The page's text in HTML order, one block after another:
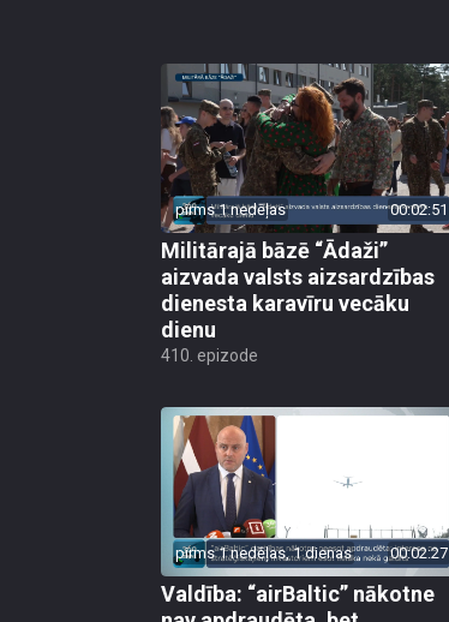
pirms 1 nedēļas 00:02:51
Militārajā bāzē “Ādaži”
aizvada valsts aizsardzības
dienesta karavīru vecāku
dienu
410. epizode
pirms 1 nedēļas, 1 dienas 00:02:27
Valdība: “airBaltic” nākotne